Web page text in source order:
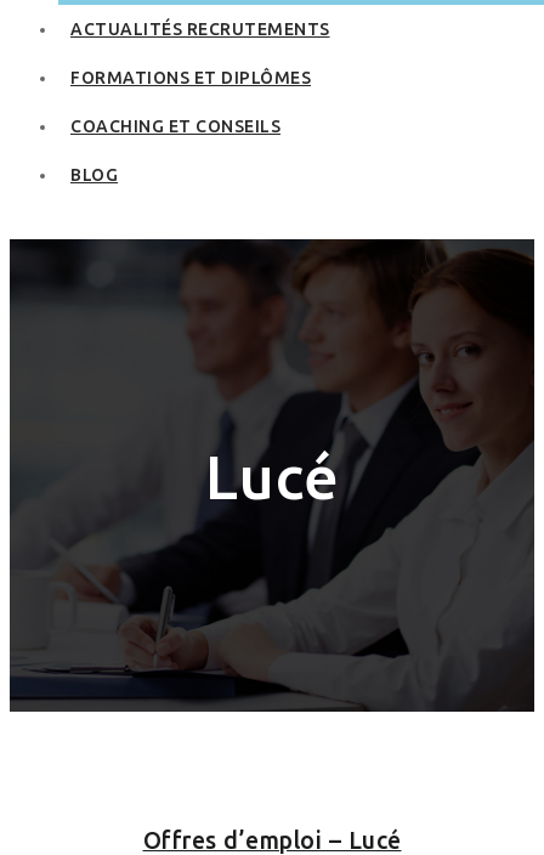
ACTUALITÉS RECRUTEMENTS
FORMATIONS ET DIPLÔMES
COACHING ET CONSEILS
BLOG
Lucé
Offres d’emploi – Lucé